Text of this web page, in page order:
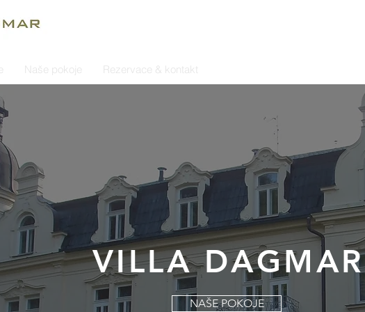
Naše pokoje Rezervace & kontakt
VILLA DAGMAR
NAŠE POKOJE